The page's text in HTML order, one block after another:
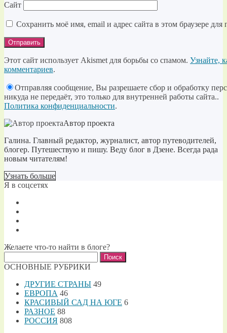
Сайт
Сохранить моё имя, email и адрес сайта в этом браузере
Этот сайт использует Akismet для борьбы со спамом. Узнайте,
комментариев.
Отправляя сообщение, Вы разрешаете сбор и обработку
никуда не передаёт, это только для внутренней работы сайта..
Политика конфиденциальности.
Автор проекта
Галина. Главный редактор, журналист, автор путеводителей,
блогер. Путешествую и пишу. Веду блог в Дзене. Всегда рада
новым читателям!
Узнать больше
Я в соцсетях
Желаете что-то найти в блоге?
ОСНОВНЫЕ РУБРИКИ
ДРУГИЕ СТРАНЫ 49
ЕВРОПА 46
КРАСИВЫЙ САД НА ЮГЕ 6
РАЗНОЕ 88
РОССИЯ 808